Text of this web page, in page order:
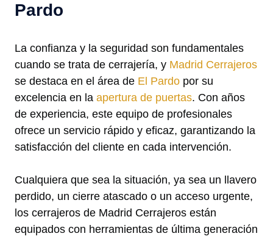
Pardo
La confianza y la seguridad son fundamentales
cuando se trata de cerrajería, y Madrid Cerrajeros
se destaca en el área de El Pardo por su
excelencia en la apertura de puertas. Con años
de experiencia, este equipo de profesionales
ofrece un servicio rápido y eficaz, garantizando la
satisfacción del cliente en cada intervención.
Cualquiera que sea la situación, ya sea un llavero
perdido, un cierre atascado o un acceso urgente,
los cerrajeros de Madrid Cerrajeros están
equipados con herramientas de última generación